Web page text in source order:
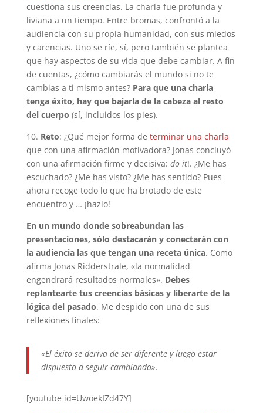
cuestiona sus creencias. La charla fue profunda y
liviana a un tiempo. Entre bromas, confrontó a la
audiencia con su propia humanidad, con sus miedos
y carencias. Uno se ríe, sí, pero también se plantea
que hay aspectos de su vida que debe cambiar. A fin
de cuentas, ¿cómo cambiarás el mundo si no te
cambias a ti mismo antes? Para que una charla
tenga éxito, hay que bajarla de la cabeza al resto
del cuerpo (sí, incluidos los pies).
10. Reto: ¿Qué mejor forma de terminar una charla
que con una afirmación motivadora? Jonas concluyó
con una afirmación firme y decisiva: do it!. ¿Me has
escuchado? ¿Me has visto? ¿Me has sentido? Pues
ahora recoge todo lo que ha brotado de este
encuentro y … ¡hazlo!
En un mundo donde sobreabundan las
presentaciones, sólo destacarán y conectarán con
la audiencia las que tengan una receta única. Como
afirma Jonas Ridderstrale, «la normalidad
engendrará resultados normales». Debes
replantearte tus creencias básicas y liberarte de la
lógica del pasado. Me despido con una de sus
reflexiones finales:
«El éxito se deriva de ser diferente y luego estar
dispuesto a seguir cambiando».
[youtube id=UwoekIZd47Y]